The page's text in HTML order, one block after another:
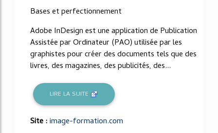
Bases et perfectionnement
Adobe InDesign est une application de Publication
Assistée par Ordinateur (PAO) utilisée par les
graphistes pour créer des documents tels que des
livres, des magazines, des publicités, des...
LIRE LA SUITE
Site :image-formation.com